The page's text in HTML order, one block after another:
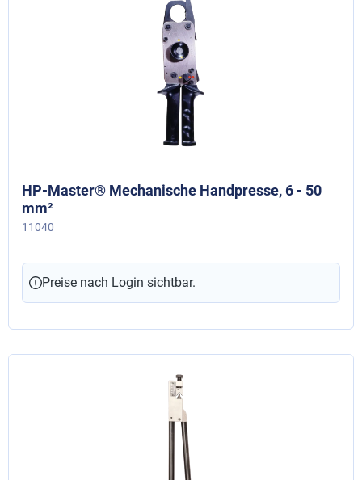
HP-Master® Mechanische Handpresse, 6 - 50
mm²
11040
Preise nach Login sichtbar.